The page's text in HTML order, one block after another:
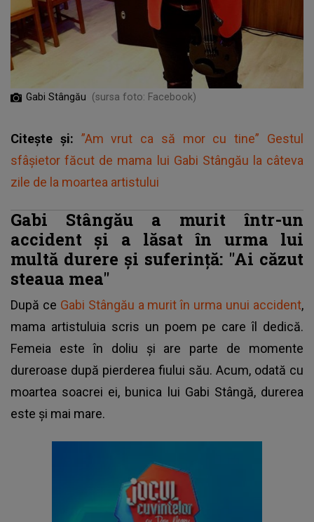
Gabi Stângău (sursa foto: Facebook)
Citește și: ”Am vrut ca să mor cu tine” Gestul
sfâșietor făcut de mama lui Gabi Stângău la câteva
zile de la moartea artistului
Gabi Stângău a murit într-un
accident și a lăsat în urma lui
multă durere și suferință: "Ai căzut
steaua mea"
După ce Gabi Stângău a murit în urma unui accident,
mama artistuluia scris un poem pe care îl dedică.
Femeia este în doliu și are parte de momente
dureroase după pierderea fiului său. Acum, odată cu
moartea soacrei ei, bunica lui Gabi Stângă, durerea
este și mai mare.